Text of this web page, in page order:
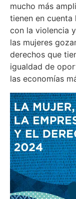
mucho más
tienen en cuenta
con la violencia
las mujeres
derechos que
igualdad de
las economías